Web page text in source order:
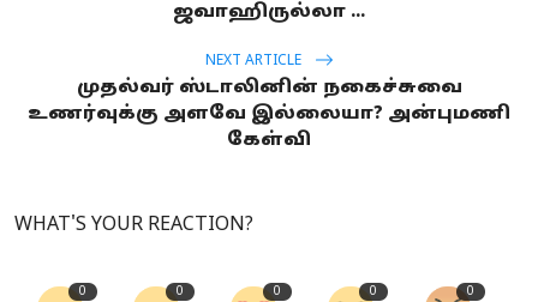
ஜவாஹிருல்லா ...
NEXT ARTICLE
முதல்வர் ஸ்டாலினின் நகைச்சுவை
உணர்வுக்கு அளவே இல்லையா? அன்புமணி
கேள்வி
WHAT'S YOUR REACTION?
0 0 0 0 0